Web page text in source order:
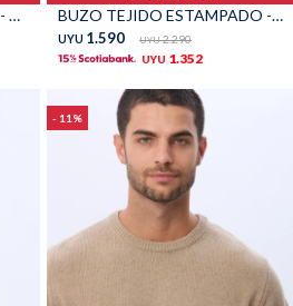
BUZO TEJIDO DE ABRIGO - Gris BUZO TEJIDO ESTAMPADO - Verde
UYU 1.590 UYU 2.290
UYU 1.352
11